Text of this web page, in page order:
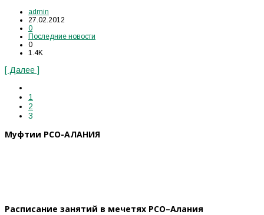
admin
27.02.2012
0
Последние новости
0
1.4K
[ Далее ]
1
2
3
Муфтии РСО-АЛАНИЯ
Расписание занятий в мечетях РСО–Алания